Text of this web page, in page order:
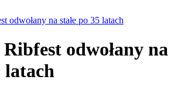
odwołany na stałe po 35 latach
odwołany na
latach